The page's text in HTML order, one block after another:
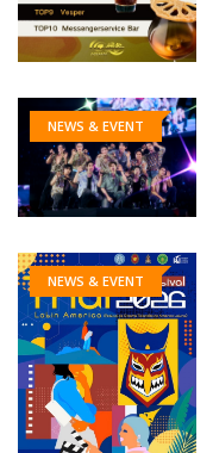
NEWS & EVENT
NEWS & EVENT